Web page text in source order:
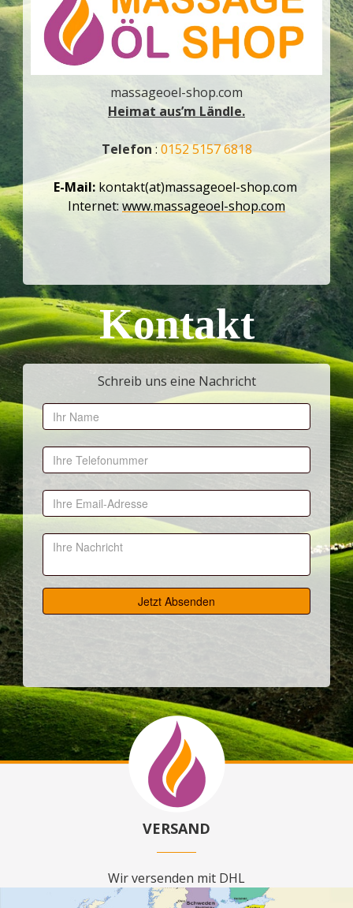
massageoel-shop.com
Heimat aus’m Ländle.
Telefon: 0152 5157 6818
E-Mail: kontakt(at)massageoel-shop.com
Internet: www.massageoel-shop.com
Kontakt
Schreib uns eine Nachricht
VERSAND
Wir versenden mit DHL